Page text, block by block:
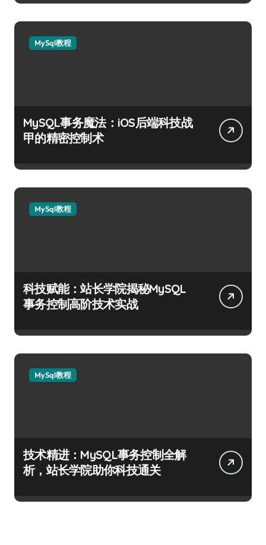
MySql教程
MySQL事务魔法：iOS后端科技战
甲的精密控制术
MySql教程
科技赋能：站长学院揭秘MySQL
事务控制高阶技术实战
MySql教程
技术精进：MySQL事务控制全解
析，站长学院助你科技通关